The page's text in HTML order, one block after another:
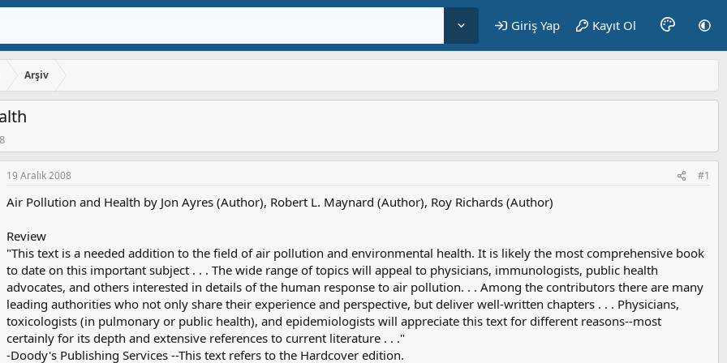
Giriş Yap Kayıt Ol
Arşiv
19 Aralık 2008 #1
Air Pollution and Health by Jon Ayres (Author), Robert L. Maynard (Author), Roy Richards (Author)
Review
"This text is a needed addition to the field of air pollution and environmental health. It is likely the most comprehensive book
to date on this important subject . . . The wide range of topics will appeal to physicians, immunologists, public health
advocates, and others interested in details of the human response to air pollution. . . Among the contributors there are many
leading authorities who not only share their experience and perspective, but deliver well-written chapters . . . Physicians,
toxicologists (in pulmonary or public health), and epidemiologists will appreciate this text for different reasons--most
certainly for its depth and extensive references to current literature . . ."
-Doody's Publishing Services --This text refers to the Hardcover edition.